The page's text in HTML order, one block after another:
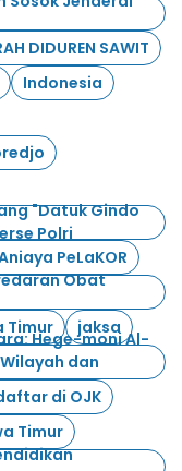
DIDUREN SAWIT
Indonesia
"Datuk Gindo
Polri
PeLaKOR
Obat
Timur jaksa
Hege-moni Al-
dan
di OJK
Timur